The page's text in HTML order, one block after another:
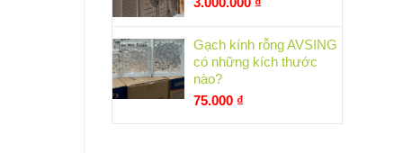
Gạch kính rỗng AVSING
có những kích thước
nào?
75.000 ₫